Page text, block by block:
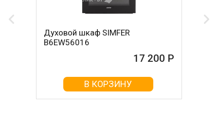
Духовой шкаф SIMFER
B6EW56016
17 200 Р
В КОРЗИНУ